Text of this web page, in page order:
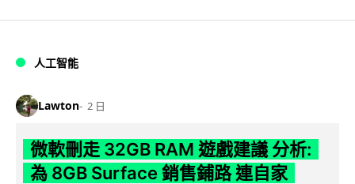
人工智能
Lawton 2 日
微軟刪走 32GB RAM 遊戲建議 分析:
為 8GB Surface 銷售鋪路 連自家